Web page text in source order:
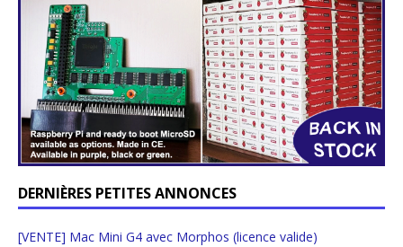
DERNIÈRES PETITES ANNONCES
[VENTE] Mac Mini G4 avec Morphos (licence valide)